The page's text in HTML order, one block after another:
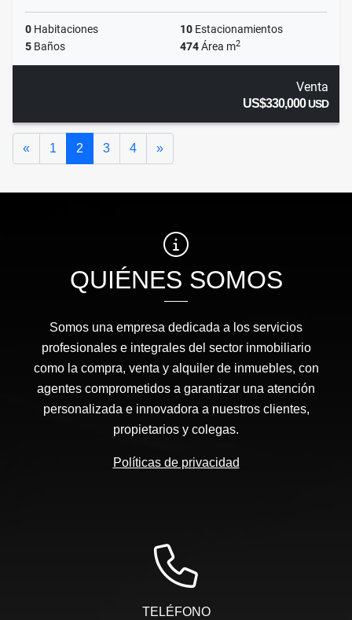
0 Habitaciones 10 Estacionamientos
5 Baños 474Área m2
Venta
US$330,000USD
« Anterior
1 2 3 4 »Siguiente
QUIÉNES SOMOS
Somos una empresa dedicada a los servicios
profesionales e integrales del sector inmobiliario
como la compra, venta y alquiler de inmuebles, con
agentes comprometidos a garantizar una atención
personalizada e innovadora a nuestros clientes,
propietarios y colegas.
Políticas de privacidad
TELÉFONO